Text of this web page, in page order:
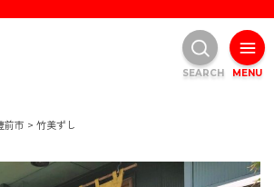
前市 > 竹美ずし
MENU
SEARCH